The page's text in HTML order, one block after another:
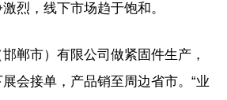
烈，线下市场趋于饱和。
郸市）有限公司做紧固件生产，
会接单，产品销至周边省市。“业